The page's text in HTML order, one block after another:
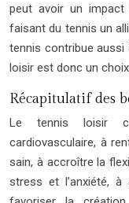
peut avoir un
faisant du tennis un
tennis contribue aussi
loisir est donc un
Récapitulatif des
Le tennis loisir
cardiovasculaire, à
sain, à accroître la
stress et l’anxiété,